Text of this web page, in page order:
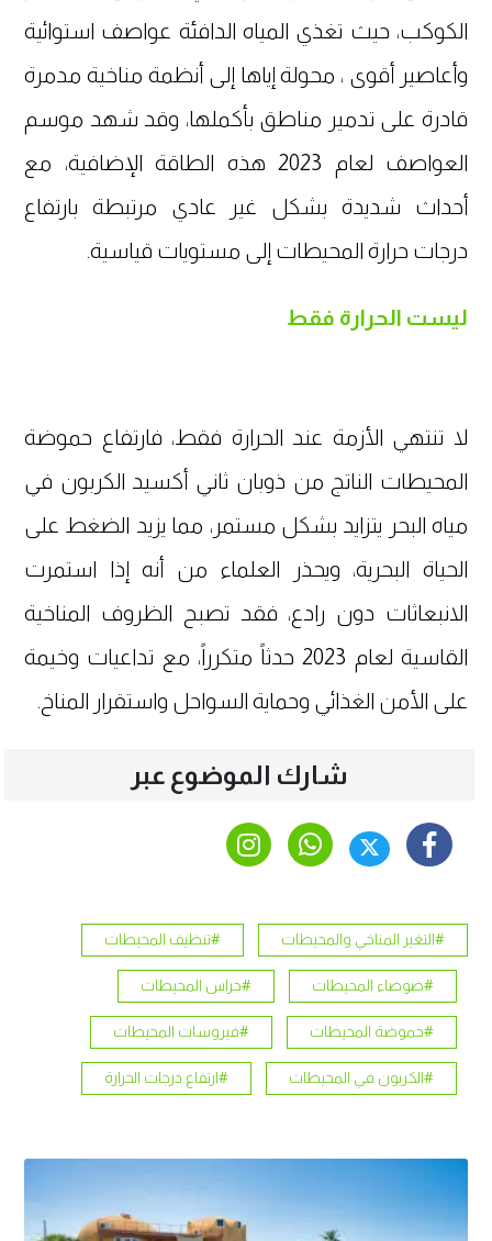
الكوكب، حيث تغذي المياه الدافئة عواصف استوائية
وأعاصير أقوى ، محولة إياها إلى أنظمة مناخية مدمرة
قادرة على تدمير مناطق بأكملها، وقد شهد موسم
العواصف لعام 2023 هذه الطاقة الإضافية، مع
أحداث شديدة بشكل غير عادي مرتبطة بارتفاع
درجات حرارة المحيطات إلى مستويات قياسية.
ليست الحرارة فقط
لا تنتهي الأزمة عند الحرارة فقط، فارتفاع حموضة
المحيطات الناتج من ذوبان ثاني أكسيد الكربون في
مياه البحر يتزايد بشكل مستمر، مما يزيد الضغط على
الحياة البحرية، ويحذر العلماء من أنه إذا استمرت
الانبعاثات دون رادع، فقد تصبح الظروف المناخية
القاسية لعام 2023 حدثاً متكرراً، مع تداعيات وخيمة
على الأمن الغذائي وحماية السواحل واستقرار المناخ.
شارك الموضوع عبر
#التغير المناخي والمحيطات #تنظيف المحيطات
#ضوضاء المحيطات #حراس المحيطات
#حموضة المحيطات #فيروسات المحيطات
#الكربون في المحيطات #ارتفاع درجات الحرارة